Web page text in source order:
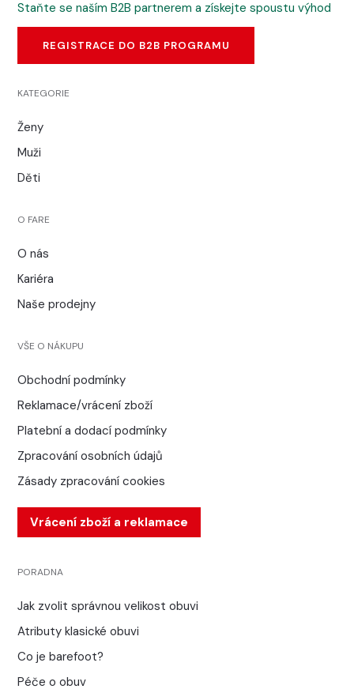
Staňte se naším B2B partnerem a získejte spoustu výhod
REGISTRACE DO B2B PROGRAMU
KATEGORIE
Ženy
Muži
Děti
O FARE
O nás
Kariéra
Naše prodejny
VŠE O NÁKUPU
Obchodní podmínky
Reklamace/vrácení zboží
Platební a dodací podmínky
Zpracování osobních údajů
Zásady zpracování cookies
Vrácení zboží a reklamace
PORADNA
Jak zvolit správnou velikost obuvi
Atributy klasické obuvi
Co je barefoot?
Péče o obuv